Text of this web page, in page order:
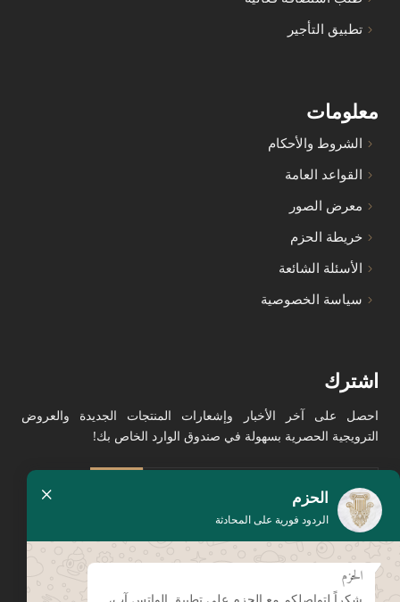
الحزم
الردود فورية على المحادثة
الحزم
×
تطبيق التأجير
معلومات
الشروط والأحكام
القواعد العامة
معرض الصور
خريطة الحزم
الأسئلة الشائعة
سياسة الخصوصية
اشترك
احصل على آخر الأخبار وإشعارات المنتجات الجديدة والعروض
الترويجية الحصرية بسهولة في صندوق الوارد الخاص بك!